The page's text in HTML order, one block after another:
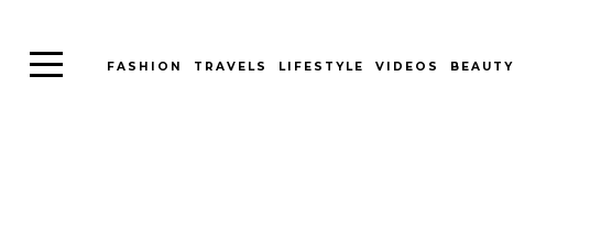
FASHION TRAVELS LIFESTYLE VIDEOS BEAUTY